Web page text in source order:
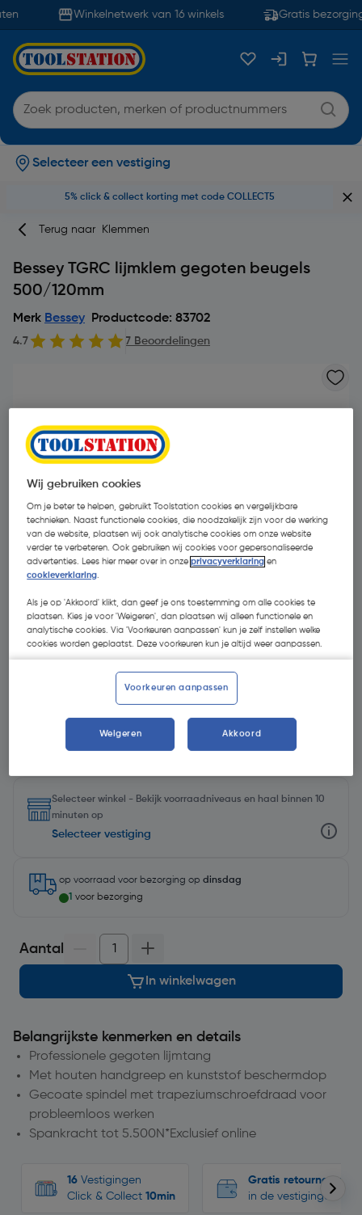
Winkelnetwerk van 16 winkels Gratis bezorging
Selecteer een vestiging
5% click & collect korting met code COLLECT5
Terug naar Klemmen
Bessey TGRC lijmklem gegoten beugels
500/120mm
Merk Bessey Productcode: 83702
4.7 7 Beoordelingen
€ 38,99| Excl. btw € 32,22
Kies productvariant(5)
Selecteer winkel - Bekijk voorraadniveaus en haal binnen 10
minuten op
Selecteer vestiging
op voorraad voor bezorging op dinsdag
1 voor bezorging
Aantal
In winkelwagen
Belangrijkste kenmerken en details
Professionele gegoten lijmtang
Met houten handgreep en kunststof beschermdop
Gecoate spindel met trapeziumschroefdraad voor
probleemloos werken
Spankracht tot 5.500N*Exclusief online
16 Vestigingen
Click & Collect 10min
Gratis retourneren
in de vestigingen
Wij gebruiken cookies
Om je beter te helpen, gebruikt Toolstation cookies en vergelijkbare
technieken. Naast functionele cookies, die noodzakelijk zijn voor de werking
van de website, plaatsen wij ook analytische cookies om onze website
verder te verbeteren. Ook gebruiken wij cookies voor gepersonaliseerde
advertenties. Lees hier meer over in onzeprivacyverklaring en
cookieverklaring.
Als je op 'Akkoord' klikt, dan geef je ons toestemming om alle cookies te
plaatsen. Kies je voor 'Weigeren', dan plaatsen wij alleen functionele en
analytische cookies. Via 'Voorkeuren aanpassen' kun je zelf instellen welke
cookies worden geplaatst. Deze voorkeuren kun je altijd weer aanpassen.
Voorkeuren aanpassen
Weigeren Akkoord